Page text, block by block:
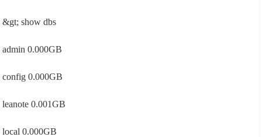
&gt; show dbs
admin 0.000GB
config 0.000GB
leanote 0.001GB
local 0.000GB